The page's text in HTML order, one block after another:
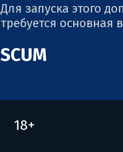
Для запуска этого
требуется основная
SCUM
18+